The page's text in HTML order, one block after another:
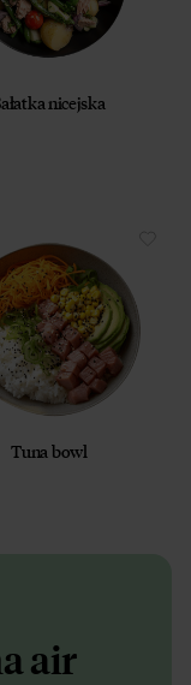
nicejska
Tuna bowl
air